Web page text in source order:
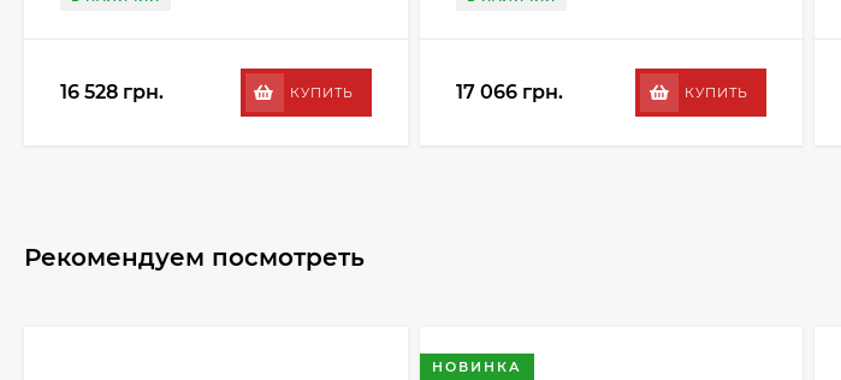
16 528 грн. КУПИТЬ 17 066 грн. КУПИТЬ
Рекомендуем посмотреть
НОВИНКА